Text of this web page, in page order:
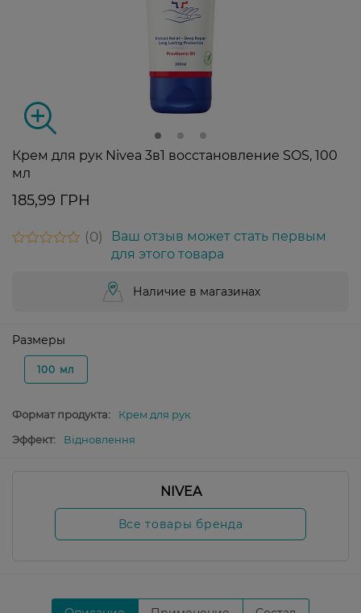
Крем для рук Nivea 3в1 восстановление SOS, 100
мл
185,99 ГРН
0
Ваш отзыв может стать первым
для этого товара
Наличие в магазинах
Размеры
100 мл
Формат продукта:
Крем для рук
Эффект:
Відновлення
NIVEA
Все товары бренда